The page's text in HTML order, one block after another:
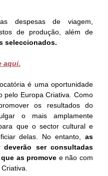
despesas de viagem,
de produção, além de
seleccionados.
aqui.
é uma oportunidade
pelo Europa Criativa. Como
os resultados do
o mais amplamente
que o sector cultural e
delas. No entanto, as
ser consultadas
as promove e não com